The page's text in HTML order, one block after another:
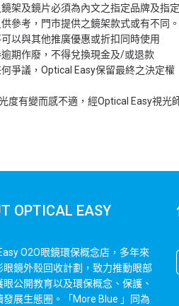
鏡架及鏡片必須為內文之指定品牌及指
參考，門巿提供之鏡架款式或有不同
以與其他推廣優惠或折扣同時使用
逾期作廢，不得兌換現金及/或退款
爭議，Optical Easy保留最終之決定權
度有變而感不適，經Optical Easy視光
OPTICAL EASY
O2O眼鏡環保概念店，多年來
眼鏡外殼回收計劃，致力推動眼部
眼公開教育以及環保概念、保護、
發展生態圈。「More Blue 」同為